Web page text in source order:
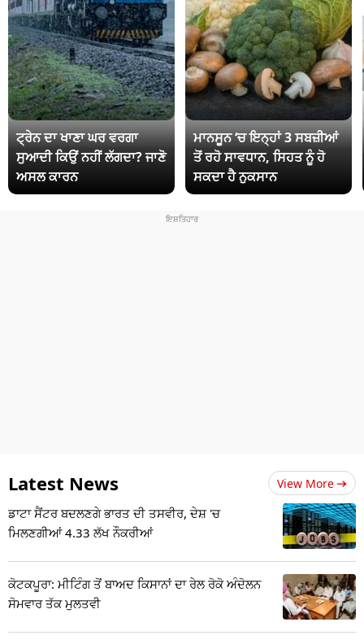
ਟ੍ਰੇਨ ਦਾ ਖਾਣਾ ਘਰ ਵਰਗਾ
ਸੁਆਦੀ ਕਿਉਂ ਨਹੀਂ ਲੱਗਦਾ? ਜਾਣੋ
ਅਸਲ ਕਾਰਨ
ਮਾਨਸੂਨ ‘ਚ ਇਨ੍ਹਾਂ 3 ਸਬਜ਼ੀਆਂ
ਤੋਂ ਰਹੋ ਸਾਵਧਾਨ, ਸਿਹਤ ਨੂੰ ਹੋ
ਸਕਦਾ ਹੈ ਨੁਕਸਾਨ
Latest News View More
ਡਾਟਾ ਸੈਂਟਰ ਬਦਲਣਗੇ ਭਾਰਤ ਦੀ ਤਸਵੀਰ, ਦੇਸ਼ 'ਚ
ਮਿਲਣਗੀਆਂ 4.33 ਲੱਖ ਨੌਕਰੀਆਂ
ਕੋਟਕਪੂਰਾ: ਮੀਟਿੰਗ ਤੋਂ ਬਾਅਦ ਕਿਸਾਨਾਂ ਦਾ ਰੇਲ ਰੋਕੋ ਅੰਦੋਲਨ
ਸੋਮਵਾਰ ਤੱਕ ਮੁਲਤਵੀ